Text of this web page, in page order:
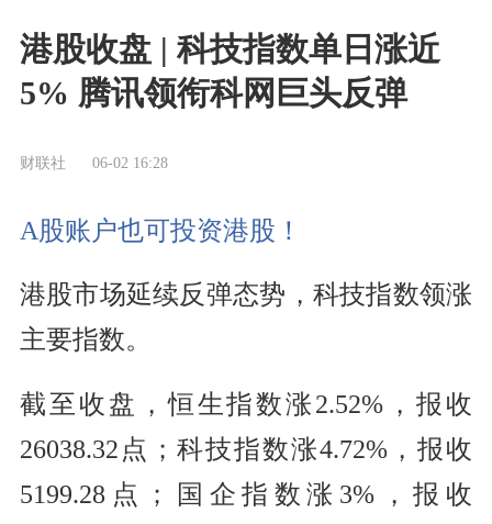
港股收盘 | 科技指数单日涨近
5% 腾讯领衔科网巨头反弹
财联社 06-02 16:28
A股账户也可投资港股！
港股市场延续反弹态势，科技指数领涨
主要指数。
截至收盘，恒生指数涨2.52%，报收
26038.32点；科技指数涨4.72%，报收
5199.28点；国企指数涨3%，报收